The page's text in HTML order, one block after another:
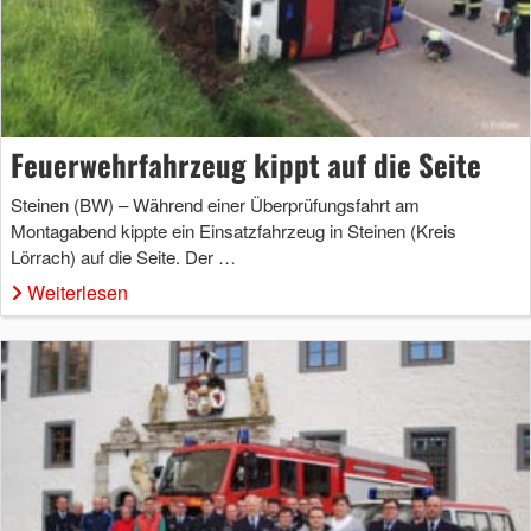
Feuerwehrfahrzeug kippt auf die Seite
Steinen (BW) – Während einer Überprüfungsfahrt am
Montagabend kippte ein Einsatzfahrzeug in Steinen (Kreis
Lörrach) auf die Seite. Der …
Weiterlesen